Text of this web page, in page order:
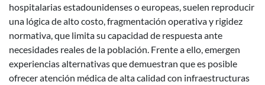
hospitalarias estadounidenses o europeas, suelen reproducir
una lógica de alto costo, fragmentación operativa y rigidez
normativa, que limita su capacidad de respuesta ante
necesidades reales de la población. Frente a ello, emergen
experiencias alternativas que demuestran que es posible
ofrecer atención médica de alta calidad con infraestructuras